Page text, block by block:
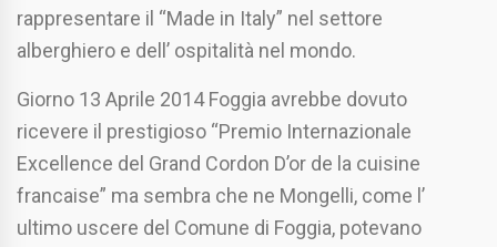
rappresentare il “Made in Italy” nel settore
alberghiero e dell’ ospitalità nel mondo.
Giorno 13 Aprile 2014 Foggia avrebbe dovuto
ricevere il prestigioso “Premio Internazionale
Excellence del Grand Cordon D’or de la cuisine
francaise” ma sembra che ne Mongelli, come l’
ultimo uscere del Comune di Foggia, potevano